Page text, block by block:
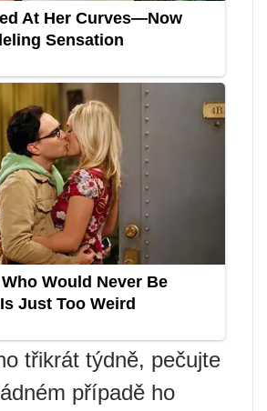
třikrát týdně, pečujte
případě ho